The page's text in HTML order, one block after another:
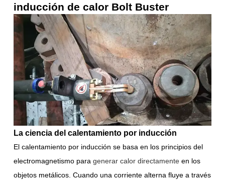
inducción de calor Bolt Buster
La ciencia del calentamiento por inducción
El calentamiento por inducción se basa en los principios del
electromagnetismo para generar calor directamente en los
objetos metálicos. Cuando una corriente alterna fluye a través